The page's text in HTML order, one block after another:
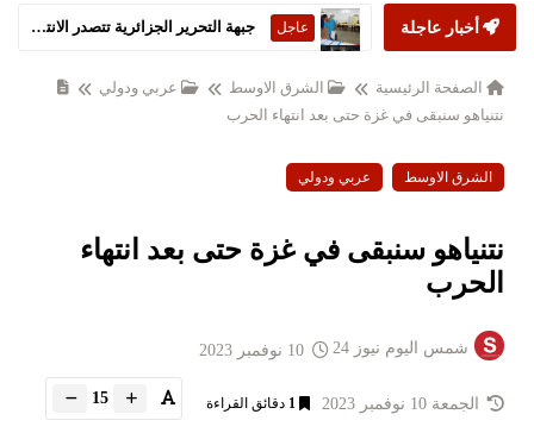
أخبار عاجلة عاجل ستارمر يعلن استقالته من رئاسة الحكومة البريطانية
الصفحة الرئيسية الشرق الاوسط
عربي ودولي
نتنياهو سنبقى في غزة حتى بعد انتهاء الحرب
الشرق الاوسط عربي ودولي
نتنياهو سنبقى في غزة حتى بعد انتهاء
الحرب
شمس اليوم نيوز 24
الجمعة 10 نوفمبر 2023 1 دقائق القراءة 15